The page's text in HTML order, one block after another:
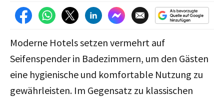
Moderne Hotels setzen vermehrt auf
Seifenspender in Badezimmern, um den Gästen
eine hygienische und komfortable Nutzung zu
gewährleisten. Im Gegensatz zu klassischen